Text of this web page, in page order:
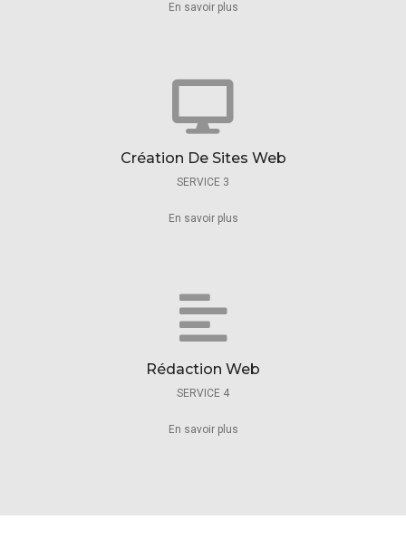
En savoir plus
Création De Sites Web
SERVICE 3
En savoir plus
Rédaction Web
SERVICE 4
En savoir plus